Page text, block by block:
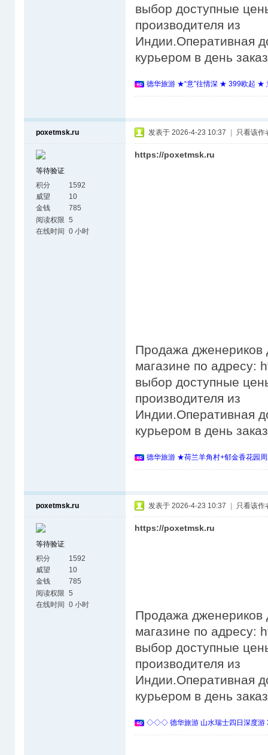
выбор доступные
производителя из
Индии.Оперативная
курьером в день
德华旅游 ★“意”往情深 ★ 399欧起 ★
poxetmsk.ru
等待验证
积分
1592
威望
10
金钱
785
阅读权限 5
在线时间 0 小时
发表于 2026-4-23 10:37 只看该作
https://poxetmsk.ru
Продажа дженериков
магазине по адресу:
выбор доступные
производителя из
Индии.Оперативная
курьером в день
德华旅游 ★荷兰羊角村+郁金香花园
poxetmsk.ru
等待验证
积分
1592
威望
10
金钱
785
阅读权限 5
在线时间 0 小时
发表于 2026-4-23 10:37 只看该作
https://poxetmsk.ru
Продажа дженериков
магазине по адресу:
выбор доступные
производителя из
Индии.Оперативная
курьером в день
◇◇◇ 德华旅游 山水瑞士四日深度